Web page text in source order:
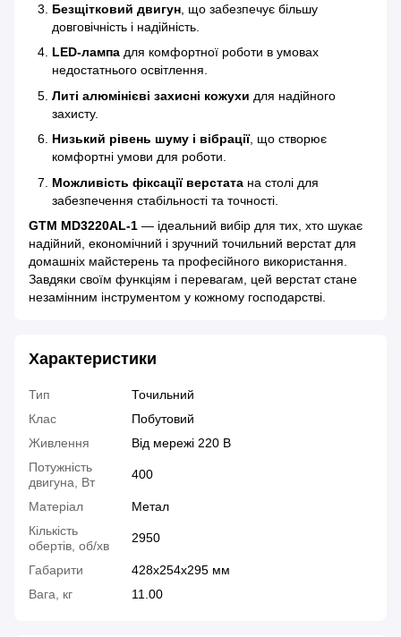
Безщітковий двигун , що забезпечує більшу
довговічність і надійність.
LED-лампа для комфортної роботи в умовах
недостатнього освітлення.
Литі алюмінієві захисні кожухи для надійного
захисту.
Низький рівень шуму і вібрації, що створює
комфортні умови для роботи.
Можливість фіксації верстата на столі для
забезпечення стабільності та точності.
GTM MD3220AL-1 — ідеальний вибір для тих, хто шукає
надійний, економічний і зручний точильний верстат для
домашніх майстерень та професійного використання.
Завдяки своїм функціям і перевагам, цей верстат стане
незамінним інструментом у кожному господарстві.
Характеристики
Тип
Точильний
Клас
Побутовий
Живлення
Від мережі 220 В
Потужність
двигуна, Вт
400
Матеріал
Метал
Кількість
обертів, об/хв
2950
Габарити
428x254x295 мм
Вага, кг
11.00